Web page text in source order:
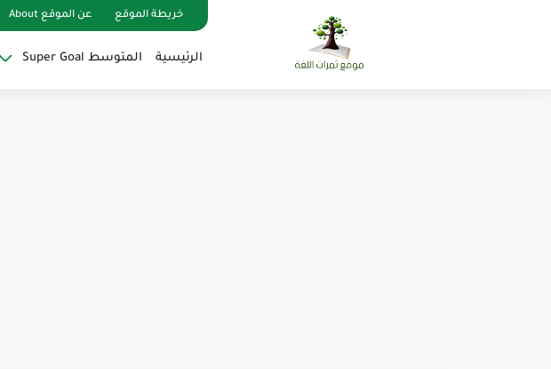
خريطة الموقع عن الموقع About
الرئيسية المتوسط Super Goal